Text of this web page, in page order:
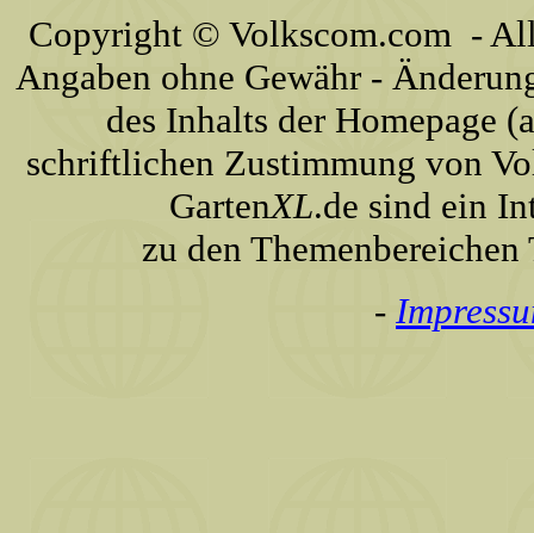
Copyright © Volkscom.com -
Angaben ohne Gewähr -
des Inhalts der Homepage
schriftlichen Zustimmung von
GartenXL.de sind ein
zu den
-